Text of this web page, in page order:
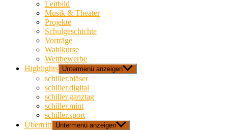
Leitbild
Musik & Theater
Projekte
Schulgeschichte
Vorträge
Wahlkurse
Wettbewerbe
Highlights Untermenü anzeigen
schiller.bläser
schiller.digital
schiller.ganztag
schiller.mint
schiller.sport
Übertritt Untermenü anzeigen